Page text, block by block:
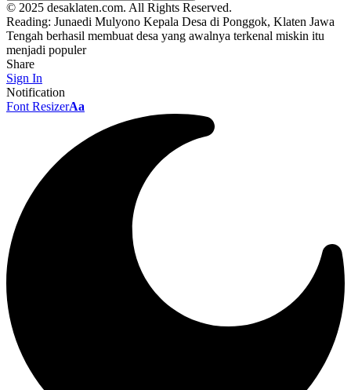
© 2025 desaklaten.com. All Rights Reserved.
Reading: Junaedi Mulyono Kepala Desa di Ponggok, Klaten Jawa
Tengah berhasil membuat desa yang awalnya terkenal miskin itu
menjadi populer
Share
Sign In
Notification
Font ResizerAa